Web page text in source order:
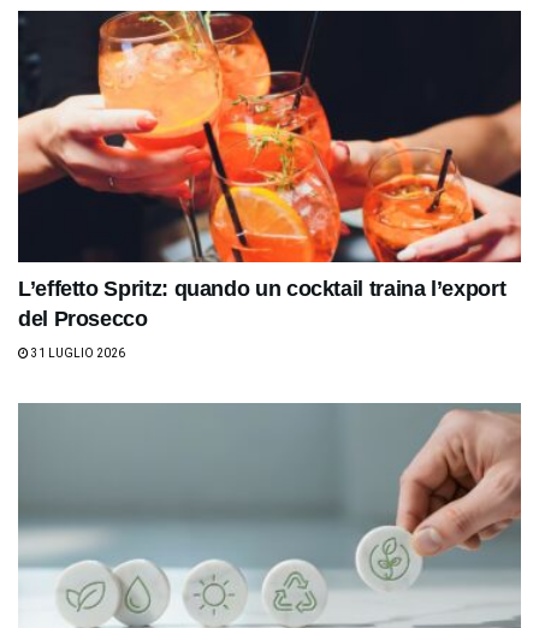
L’effetto Spritz: quando un cocktail traina l’export
del Prosecco
31 LUGLIO 2026